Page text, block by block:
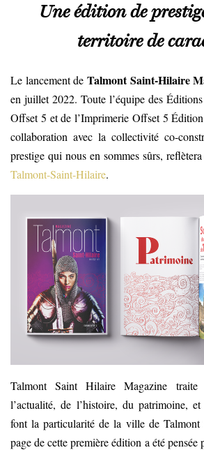
Une édition de
territoire de
Le lancement de Talmont Saint-Hilaire
en juillet 2022. Toute l’équipe des
Offset 5 et de l’Imprimerie Offset 5
collaboration avec la collectivité co-
prestige qui nous en sommes sûrs,
Talmont-Saint-Hilaire.
Talmont Saint Hilaire Magazine traite
l’actualité, de l’histoire, du patrimoine,
font la particularité de la ville de Talmont
page de cette première édition a été pensée